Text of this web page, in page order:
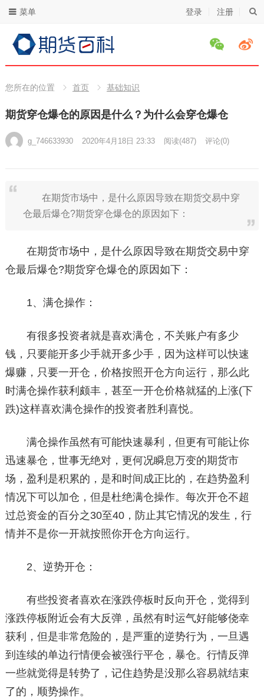
登录 注册
菜单
您所在的位置 首页 基础知识
期货穿仓爆仓的原因是什么？为什么会穿仓爆仓
g_746633930 2020年4月18日 23:33 阅读(487) 评论(0)
在期货市场中，是什么原因导致在期货交易中穿
仓最后爆仓?期货穿仓爆仓的原因如下：
在期货市场中，是什么原因导致在期货交易中穿
仓最后爆仓?期货穿仓爆仓的原因如下：
1、满仓操作：
有很多投资者就是喜欢满仓，不关账户有多少
钱，只要能开多少手就开多少手，因为这样可以快速
爆赚，只要一开仓，价格按照开仓方向运行，那么此
时满仓操作获利颇丰，甚至一开仓价格就猛的上涨(下
跌)这样喜欢满仓操作的投资者胜利喜悦。
满仓操作虽然有可能快速暴利，但更有可能让你
迅速暴仓，世事无绝对，更何况瞬息万变的期货市
场，盈利是积累的，是和时间成正比的，在趋势盈利
情况下可以加仓，但是杜绝满仓操作。每次开仓不超
过总资金的百分之30至40，防止其它情况的发生，行
情并不是你一开就按照你开仓方向运行。
2、逆势开仓：
有些投资者喜欢在涨跌停板时反向开仓，觉得到
涨跌停板附近会有大反弹，虽然有时运气好能够侥幸
获利，但是非常危险的，是严重的逆势行为，一旦遇
到连续的单边行情便会被强行平仓，暴仓。行情反弹
一些就觉得是转势了，记住趋势是没那么容易就结束
了的，顺势操作。